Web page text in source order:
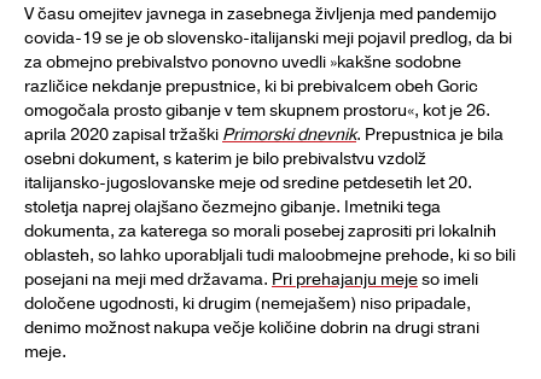
V času omejitev javnega in zasebnega življenja med pandemijo
covida-19 se je ob slovensko‑italijanski meji pojavil predlog, da bi
za obmejno prebivalstvo ponovno uvedli »kakšne sodobne
različice nekdanje prepustnice, ki bi prebivalcem obeh Goric
omogočala prosto gibanje v tem skupnem prostoru«, kot je 26.
aprila 2020 zapisal tržaški Primorski dnevnik. Prepustnica je bila
osebni dokument, s katerim je bilo prebivalstvu vzdolž
italijansko‑jugoslovanske meje od sredine petdesetih let 20.
stoletja naprej olajšano čezmejno gibanje. Imetniki tega
dokumenta, za katerega so morali posebej zaprositi pri lokalnih
oblasteh, so lahko uporabljali tudi maloobmejne prehode, ki so bili
posejani na meji med državama. Pri prehajanju mejeso imeli
določene ugodnosti, ki drugim (nemejašem) niso pripadale,
denimo možnost nakupa večje količine dobrin na drugi strani
meje.